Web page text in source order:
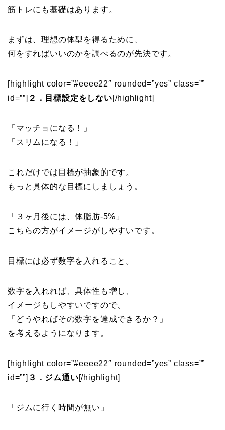
筋トレにも基礎はあります。
まずは、理想の体型を得るために、
何をすればいいのかを調べるのが先決です。
[highlight color=”#eeee22″ rounded=”yes” class=””
id=””] ２．目標設定をしない[/highlight]
「マッチョになる！」
「スリムになる！」
これだけでは目標が抽象的です。
もっと具体的な目標にしましょう。
「３ヶ月後には、体脂肪-5%」
こちらの方がイメージがしやすいです。
目標には必ず数字を入れること。
数字を入れれば、具体性も増し、
イメージもしやすいですので、
「どうやればその数字を達成できるか？」
を考えるようになります。
[highlight color=”#eeee22″ rounded=”yes” class=””
id=””] ３．ジム通い[/highlight]
「ジムに行く時間が無い」